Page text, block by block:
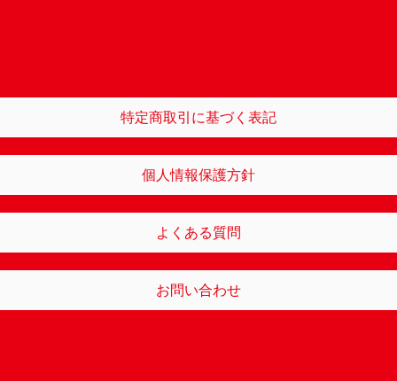
特定商取引に基づく表記
個人情報保護方針
よくある質問
お問い合わせ